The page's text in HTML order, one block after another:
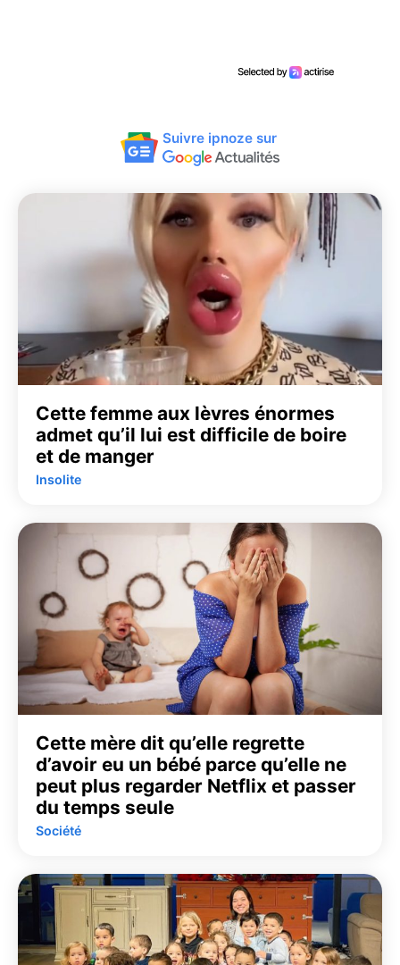
Suivre ipnoze sur
Cette femme aux lèvres énormes
admet qu’il lui est difficile de boire
et de manger
Insolite
Cette mère dit qu’elle regrette
d’avoir eu un bébé parce qu’elle ne
peut plus regarder Netflix et passer
du temps seule
Société